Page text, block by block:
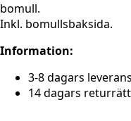
bomull.
Inkl. bomullsbaksida.
Information:
3-8 dagars
14 dagars returrätt